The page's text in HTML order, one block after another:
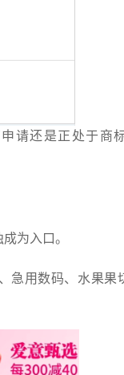
请还是正处于商
为入口。
急用数码、水果果